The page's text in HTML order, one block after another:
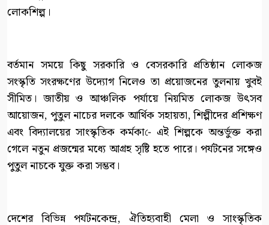
লোকশিল্প।
বর্তমান সময়ে কিছু সরকারি ও বেসরকারি প্রতিষ্ঠান লোকজ
সংস্কৃতি সংরক্ষণের উদ্যোগ নিলেও তা প্রয়োজনের তুলনায় খুবই
সীমিত। জাতীয় ও আঞ্চলিক পর্যায়ে নিয়মিত লোকজ উৎসব
আয়োজন, পুতুল নাচের দলকে আর্থিক সহায়তা, শিল্পীদের প্রশিক্ষণ
এবং বিদ্যালয়ের সাংস্কৃতিক কর্মকা-ে এই শিল্পকে অন্তর্ভুক্ত করা
গেলে নতুন প্রজন্মের মধ্যে আগ্রহ সৃষ্টি হতে পারে। পর্যটনের সঙ্গেও
পুতুল নাচকে যুক্ত করা সম্ভব।
দেশের বিভিন্ন পর্যটনকেন্দ্র, ঐতিহ্যবাহী মেলা ও সাংস্কৃতিক